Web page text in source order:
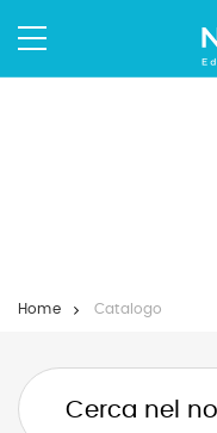
Home Catalogo